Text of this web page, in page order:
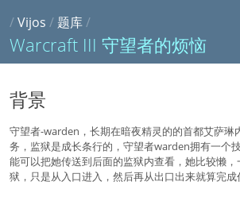
/Vijos / 题库/
Warcraft III 守望者的烦恼
背景
守望者-warden，长期在暗夜精灵的的首都艾萨琳
务，监狱是成长条行的，守望者warden拥有一个
能可以把她传送到后面的监狱内查看，她比较懒
狱，只是从入口进入，然后再从出口出来就算完成